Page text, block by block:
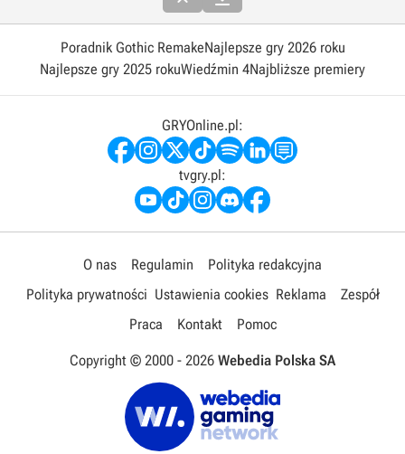
Poradnik Gothic RemakeNajlepsze gry 2026 roku
Najlepsze gry 2025 rokuWiedźmin 4Najbliższe premiery
GRYOnline.pl:
tvgry.pl:
O nas Regulamin
Polityka redakcyjna
Polityka prywatności Ustawienia cookies Reklama
Zespół
Praca
Kontakt Pomoc
Copyright © 2000 - 2026 Webedia Polska SA